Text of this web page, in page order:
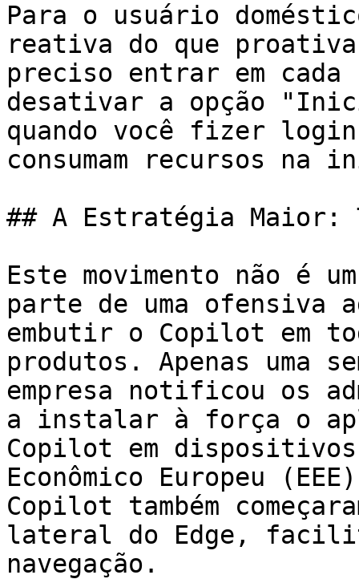
Para o usuário
reativa do que
preciso entrar em
desativar a opção
quando você fizer
consumam recursos na
## A Estratégia Maior:
Este movimento não é
parte de uma ofensiva
embutir o Copilot em
produtos. Apenas uma
empresa notificou os
a instalar à força o
Copilot em dispositivos
Econômico Europeu
Copilot também
lateral do Edge,
navegação.